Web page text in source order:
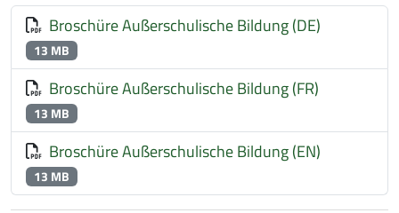
Broschüre Außerschulische Bildung (DE)
13 MB
Broschüre Außerschulische Bildung (FR)
13 MB
Broschüre Außerschulische Bildung (EN)
13 MB